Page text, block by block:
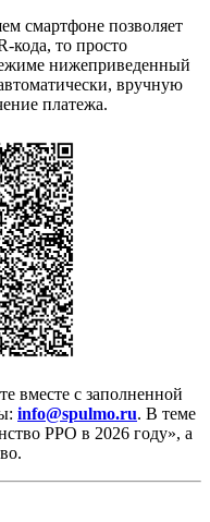
смартфоне позволяет
кода, то просто
нижеприведенный
вручную
платежа.
вместе с заполненной
info@spulmo.ru. В теме
РРО в 2026 году», а